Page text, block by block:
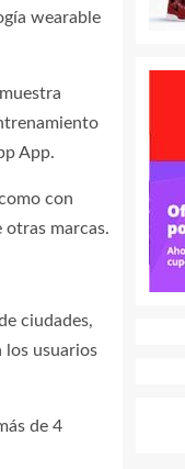
wearable
App.
con
otras marcas.
ciudades,
los usuarios
de 4